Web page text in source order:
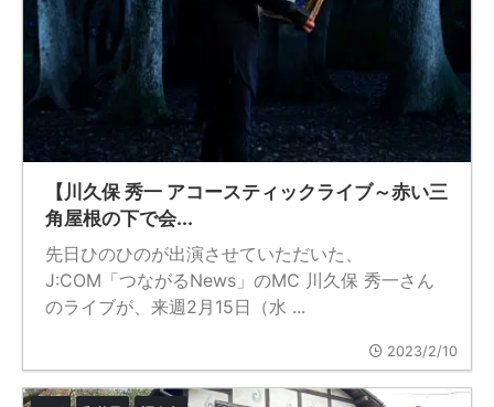
【川久保 秀一 アコースティックライブ～赤い三
角屋根の下で会...
先日ひのひのが出演させていただいた、
J:COM「つながるNews」のMC 川久保 秀一さん
のライブが、来週2月15日（水 ...
2023/2/10